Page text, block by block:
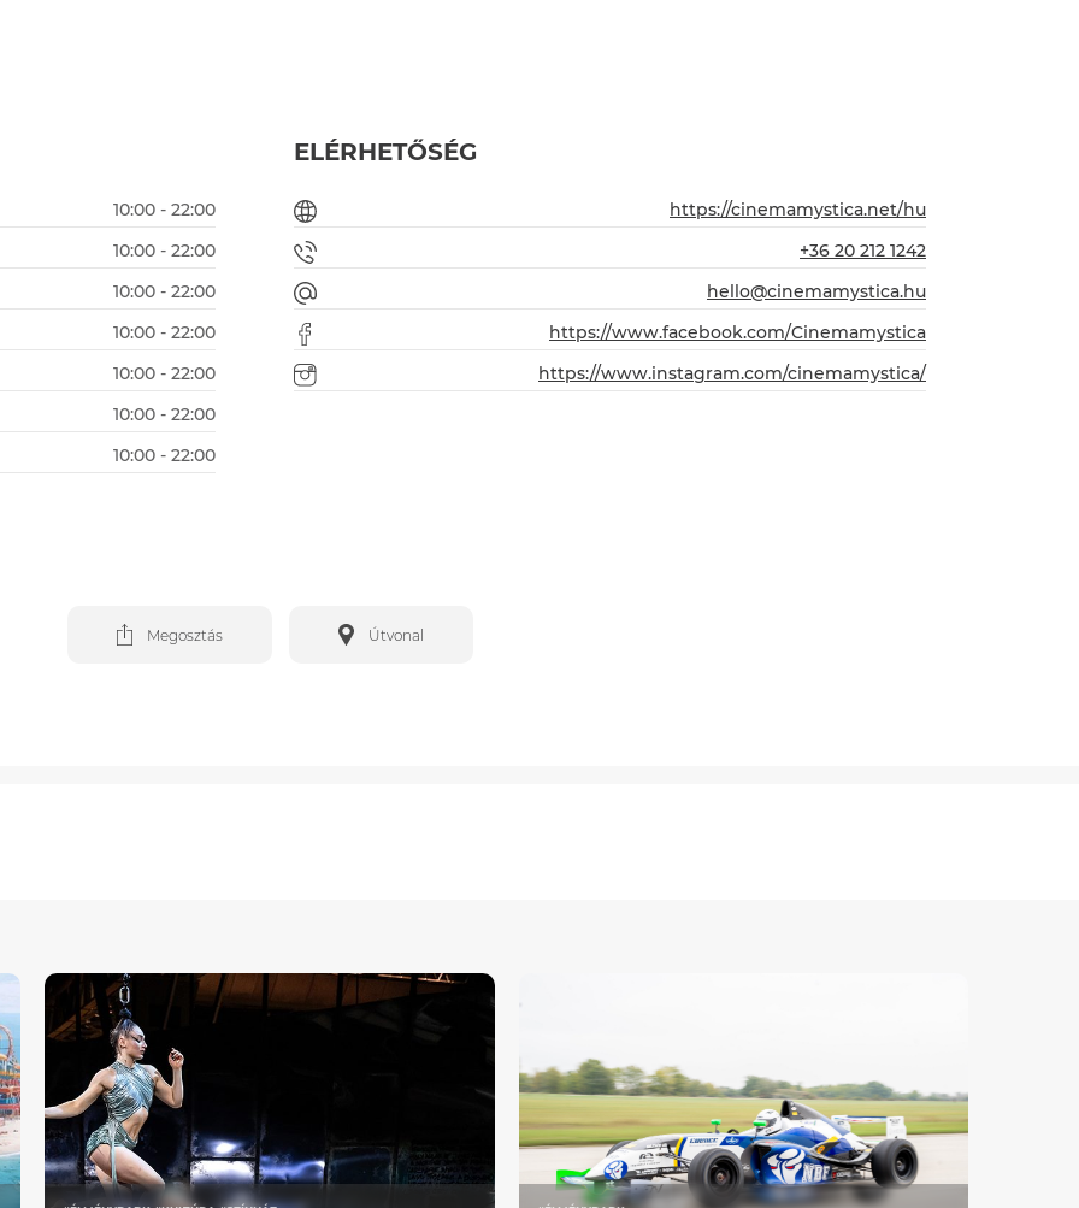
10:00 - 22:00
10:00 - 22:00
10:00 - 22:00
10:00 - 22:00
10:00 - 22:00
10:00 - 22:00
10:00 - 22:00
ELÉRHETŐSÉG
https://cinemamystica.net/hu
+36 20 212 1242
hello@cinemamystica.hu
https://www.facebook.com/Cinemamystica
https://www.instagram.com/cinemamystica/
Megosztás Útvonal